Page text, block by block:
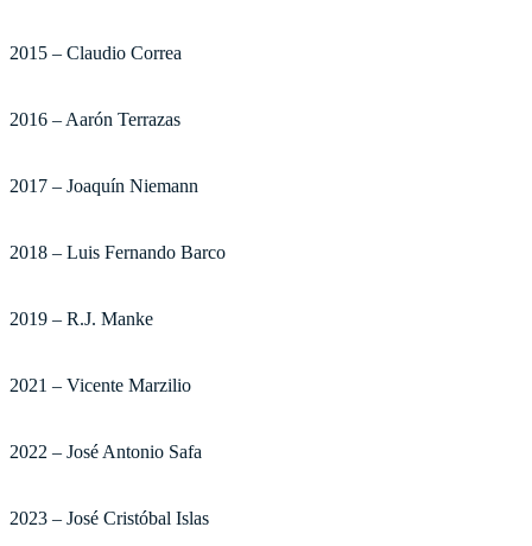
2015 – Claudio Correa
2016 – Aarón Terrazas
2017 – Joaquín Niemann
2018 – Luis Fernando Barco
2019 – R.J. Manke
2021 – Vicente Marzilio
2022 – José Antonio Safa
2023 – José Cristóbal Islas